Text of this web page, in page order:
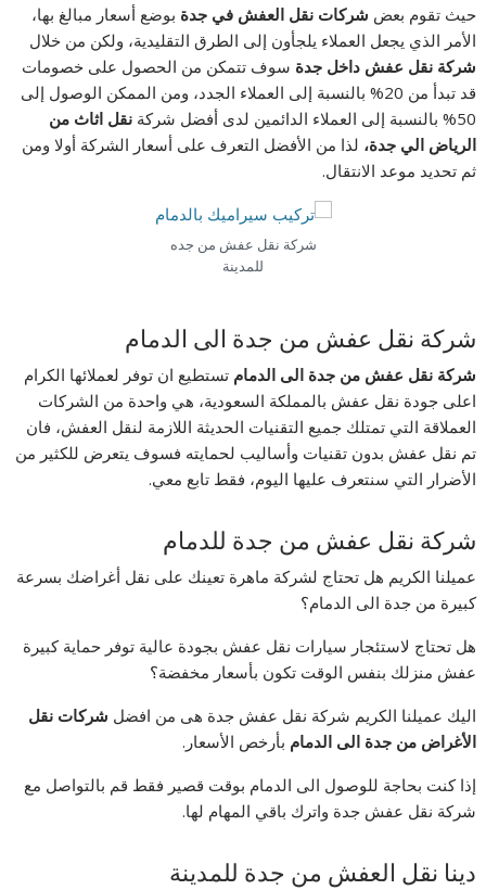
حيث تقوم بعض شركات نقل العفش في جدة بوضع أسعار مبالغ بها،
الأمر الذي يجعل العملاء يلجأون إلى الطرق التقليدية، ولكن من خلال
شركة نقل عفش داخل جدة سوف تتمكن من الحصول على خصومات
قد تبدأ من 20% بالنسبة إلى العملاء الجدد، ومن الممكن الوصول إلى
50% بالنسبة إلى العملاء الدائمين لدى أفضل شركة
نقل اثاث من
الرياض الي جدة، لذا من الأفضل التعرف على أسعار الشركة أولا ومن
ثم تحديد موعد الانتقال.
شركة نقل عفش من جده
للمدينة
شركة نقل عفش من جدة الى الدمام
شركة نقل عفش من جدة الى الدمام تستطيع ان توفر لعملائها الكرام
اعلى جودة نقل عفش بالمملكة السعودية، هي واحدة من الشركات
العملاقة التي تمتلك جميع التقنيات الحديثة اللازمة لنقل العفش، فان
تم نقل عفش بدون تقنيات وأساليب لحمايته فسوف يتعرض للكثير من
الأضرار التي سنتعرف عليها اليوم، فقط تابع معي.
شركة نقل عفش من جدة للدمام
عميلنا الكريم هل تحتاج لشركة ماهرة تعينك على نقل أغراضك بسرعة
كبيرة من جدة الى الدمام؟
هل تحتاج لاستئجار سيارات نقل عفش بجودة عالية توفر حماية كبيرة
عفش منزلك بنفس الوقت تكون بأسعار مخفضة؟
اليك عميلنا الكريم شركة نقل عفش جدة هى من افضل شركات نقل
الأغراض من جدة الى الدمام بأرخص الأسعار.
إذا كنت بحاجة للوصول الى الدمام بوقت قصير فقط قم بالتواصل مع
شركة نقل عفش جدة واترك باقي المهام لها.
دينا نقل العفش من جدة للمدينة